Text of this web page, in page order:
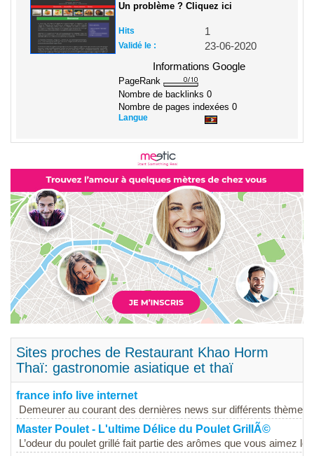
Un problème ? Cliquez ici
Hits 1
Validé le :
23-06-2020
Informations Google
PageRank
Nombre de backlinks 0
Nombre de pages indexées 0
Langue
Sites proches de Restaurant Khao Horm
Thaï: gastronomie asiatique et thaï
france info live internet
Demeurer au courant des dernières news sur différents thèmes
Master Poulet - L'ultime Délice du Poulet GrillÃ©
L’odeur du poulet grillé fait partie des arômes que vous aimez le